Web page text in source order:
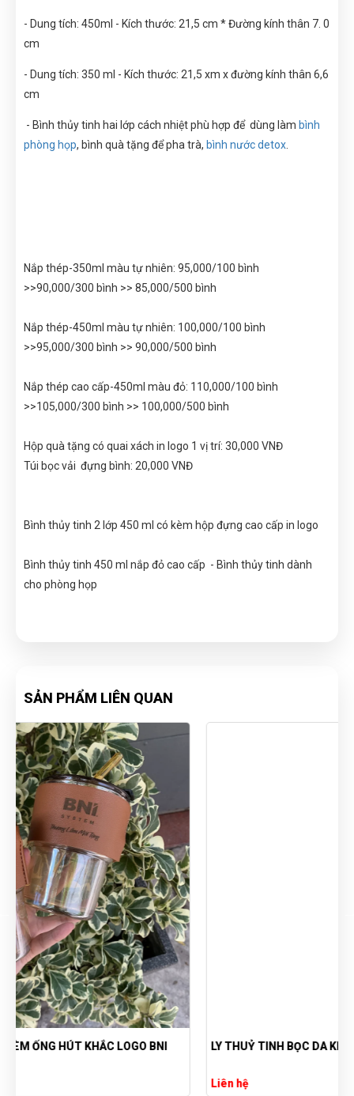
- Dung tích: 450ml - Kích thước: 21,5 cm * Đường kính thân 7. 0
cm
- Dung tích: 350 ml - Kích thước: 21,5 xm x đường kính thân 6,6
cm
- Bình thủy tinh hai lớp cách nhiệt phù hợp để dùng làm bình
phòng họp, bình quà tặng để pha trà, bình nước detox
Nắp thép-350ml màu tự nhiên: 95,000/100 bình
>>90,000/300 bình >> 85,000/500 bình
Nắp thép-450ml màu tự nhiên: 100,000/100 bình
>>95,000/300 bình >> 90,000/500 bình
Nắp thép cao cấp-450ml màu đỏ: 110,000/100 bình
>>105,000/300 bình >> 100,000/500 bình
Hộp quà tặng có quai xách in logo 1 vị trí: 30,000 VNĐ
Túi bọc vải đựng bình: 20,000 VNĐ
Bình thủy tinh 2 lớp 450 ml có kèm hộp đựng cao cấp in logo
Bình thủy tinh 450 ml nắp đỏ cao cấp - Bình thủy tinh dành
cho phòng họp
SẢN PHẨM LIÊN QUAN
LY THUỶ TINH BỌC DA KHẮC LOGO THEO YÊU CẦU